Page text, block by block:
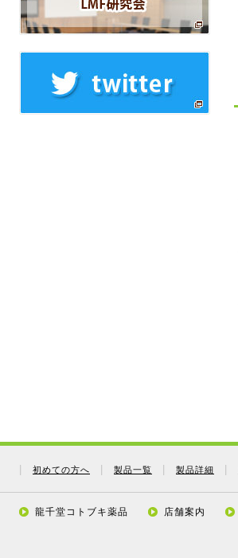
初めての方へ 製品一覧 製品詳細
龍千堂コトブキ薬品 店舗案内